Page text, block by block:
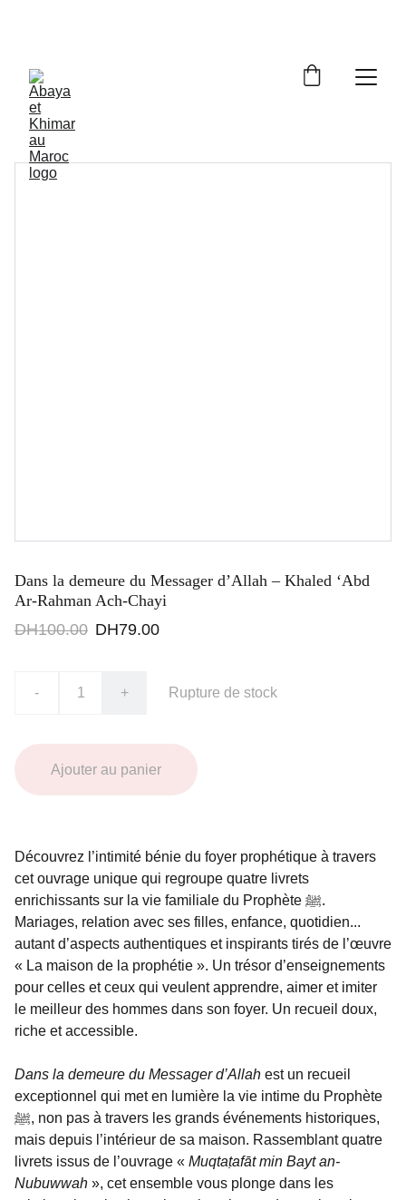
Dans la demeure du Messager d’Allah – Khaled ‘Abd
Ar-Rahman Ach-Chayi
DH100.00 DH79.00
- + Rupture de stock
Ajouter au panier
Découvrez l’intimité bénie du foyer prophétique à travers
cet ouvrage unique qui regroupe quatre livrets
enrichissants sur la vie familiale du Prophète ﷺ.
Mariages, relation avec ses filles, enfance, quotidien...
autant d’aspects authentiques et inspirants tirés de l’œuvre
« La maison de la prophétie ». Un trésor d’enseignements
pour celles et ceux qui veulent apprendre, aimer et imiter
le meilleur des hommes dans son foyer. Un recueil doux,
riche et accessible.
Dans la demeure du Messager d’Allah est un recueil
exceptionnel qui met en lumière la vie intime du Prophète
ﷺ, non pas à travers les grands événements historiques,
mais depuis l’intérieur de sa maison. Rassemblant quatre
livrets issus de l’ouvrage « Muqtaṭafāt min Bayt an-
Nubuwwah », cet ensemble vous plonge dans les